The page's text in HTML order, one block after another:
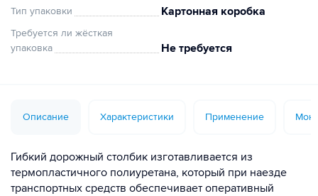
Тип упаковки Картонная коробка
Требуется ли жёсткая
упаковка
Не требуется
Описание Характеристики Применение
Гибкий дорожный столбик изготавливается из
термопластичного полиуретана, который при наезде
транспортных средств обеспечивает оперативный